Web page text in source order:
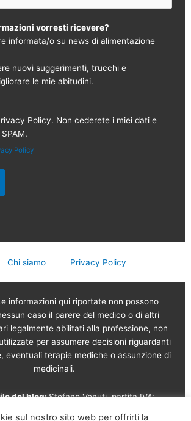
vorresti ricevere?
informata/o su news di alimentazione
nuovi suggerimenti, trucchi e
le mie abitudini.
Policy. Non cederete i miei dati e
Policy
Chi siamo Privacy Policy
informazioni qui riportate non possono
caso il parere del medico o di altri
legalmente abilitati alla professione, non
per assumere decisioni riguardanti
eventuali terapie mediche o assunzione di
medicinali.
del blog:Stefano Venuti, partita IVA:
sul nostro sito web per offrirti la